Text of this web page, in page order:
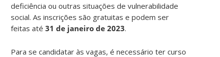
deficiência ou outras situações de vulnerabilidade
social. As inscrições são gratuitas e podem ser
feitas até31 de janeiro de 2023.
Para se candidatar às vagas, é necessário ter curso